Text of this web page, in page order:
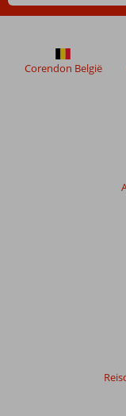
Corendon België